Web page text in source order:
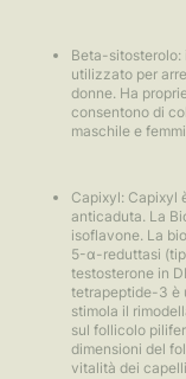
Beta-
utilizzato per
donne. Ha
consentono di
maschile e
Capixyl: Capixyl
anticaduta. La
isoflavone. La
5-α-reduttasi
testosterone in
tetrapeptide-3 è
stimola il
sul follicolo
dimensioni del
vitalità dei